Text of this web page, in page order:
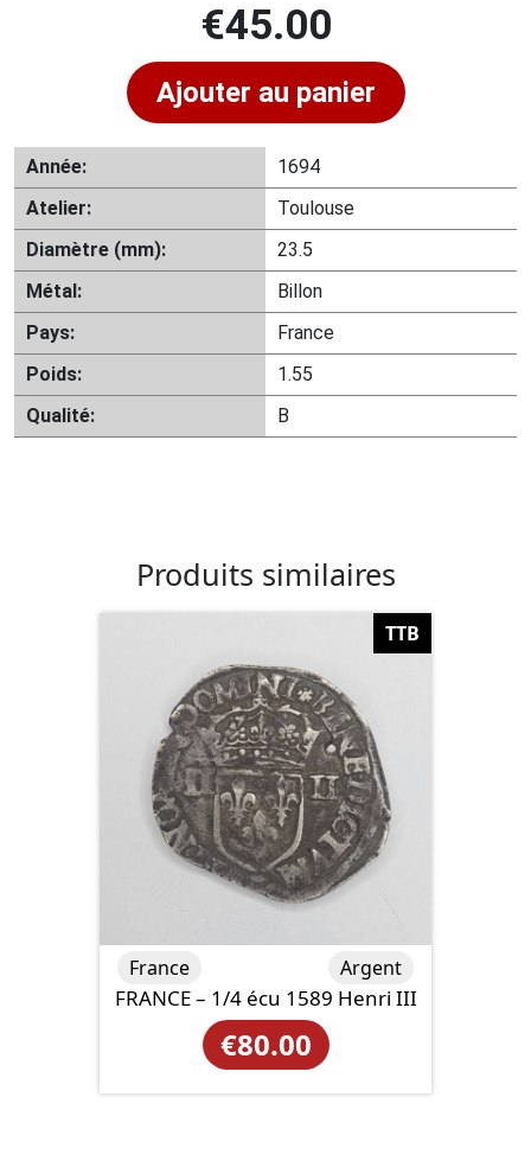
€45.00
Ajouter au panier
Année:
1694
Atelier:
Toulouse
Diamètre (mm):
23.5
Métal:
Billon
Pays:
France
Poids:
1.55
Qualité:
B
Produits similaires
TTB
FRANCE – 1/4 écu 1589 Henri III
€80.00
France Argent